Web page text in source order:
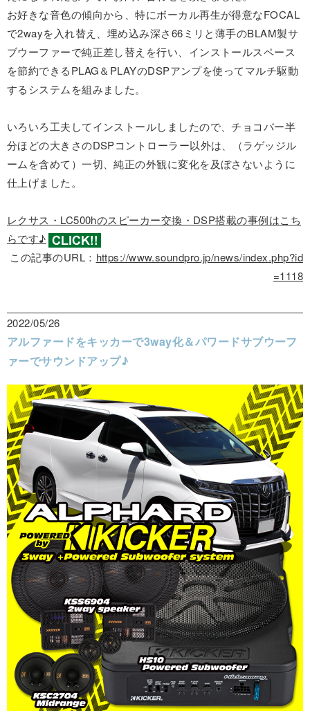
お好きな音色の傾向から、特にボーカル再生が得意なFOCAL
で2wayを入れ替え、埋め込み深さ66ミリと薄手のBLAM製サ
ブウーファーで純正差し替えを行い、インストールスペース
を節約できるPLAG＆PLAYのDSPアンプを使ってマルチ駆動
するシステムを組みました。
いろいろ工夫してインストールしましたので、チョコバー半
分ほどの大きさのDSPコントローラー以外は、（ラゲッジル
ームを含めて）一切、純正の外観に変化を及ぼさないように
仕上げました。
レクサス・LC500hのスピーカー交換・DSP搭載の事例はこち
らです♪
この記事のURL： https://www.soundpro.jp/news/index.php?id
=1118
2022/05/26
アルファードをキッカーで3way化＆パワードサブウーフ
ァーでサウンドアップ♪